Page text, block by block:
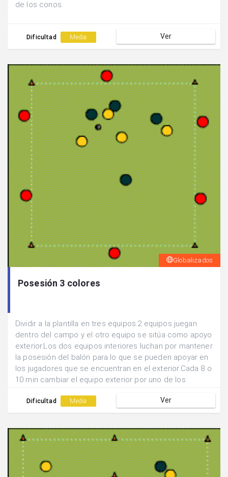
de los conos.
Dificultad Media Ver
Globalizados
Posesión 3 colores
Dividir a la plantilla en tres equipos.2 equipos juegan
dentro del campo y el otro equipo se sitúa como apoyo
exterior.Los dos equipos interiores luchan por mantener
la posesión del balón para lo que se pueden apoyar en
los jugadores que se encuentran en el exterior.Cada 8 o
10 min cambiar el equipo exterior por uno de los
Dificultad Media Ver